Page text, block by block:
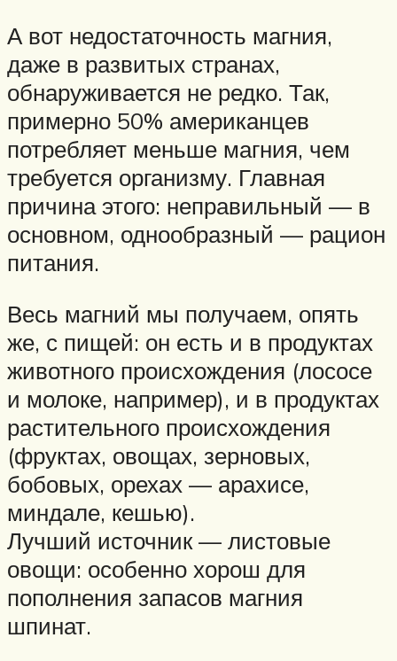
А вот недостаточность магния,
даже в развитых странах,
обнаруживается не редко. Так,
примерно 50% американцев
потребляет меньше магния, чем
требуется организму. Главная
причина этого: неправильный — в
основном, однообразный — рацион
питания.
Весь магний мы получаем, опять
же, с пищей: он есть и в продуктах
животного происхождения (лососе
и молоке, например), и в продуктах
растительного происхождения
(фруктах, овощах, зерновых,
бобовых, орехах — арахисе,
миндале, кешью).
Лучший источник — листовые
овощи: особенно хорош для
пополнения запасов магния
шпинат.